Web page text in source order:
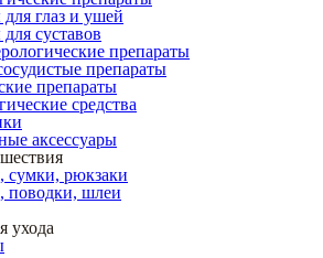
глаз и ушей
суставов
препараты
препараты
препараты
средства
аксессуары
сумки, рюкзаки
шлеи
ухода